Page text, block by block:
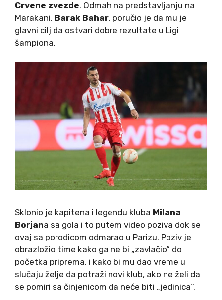
Crvene zvezde. Odmah na predstavljanju na
Marakani, Barak Bahar, poručio je da mu je
glavni cilj da ostvari dobre rezultate u Ligi
šampiona.
Sklonio je kapitena i legendu kluba Milana
Borjana sa gola i to putem video poziva dok se
ovaj sa porodicom odmarao u Parizu. Poziv je
obrazložio time kako ga ne bi „zavlačio“ do
početka priprema, i kako bi mu dao vreme u
slučaju želje da potraži novi klub, ako ne želi da
se pomiri sa činjenicom da neće biti „jedinica“.